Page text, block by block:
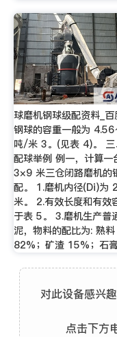
球磨机钢球级配资料_
钢球的容重一般为
吨/米 3。(见表 4)。 三
配球举例 例一，计算
3×9 米三仓闭路磨机的
配。 1.磨机内径(Di)为
米。 2.有效长度和有效
于表 5。 3.磨机生产普
泥，物料的配比为: 熟料
82%；矿渣 15%；石
对此设备感兴
点击下方